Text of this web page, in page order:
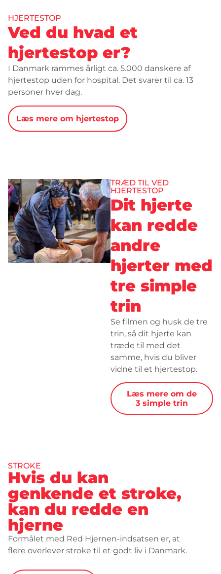
HJERTESTOP
Ved du hvad et
hjertestop er?
I Danmark rammes årligt ca. 5.000 danskere af
hjertestop uden for hospital. Det svarer til ca. 13
personer hver dag.
Læs mere om hjertestop
TRÆD TIL VED
HJERTESTOP
Dit hjerte
kan redde
andre
hjerter med
tre simple
trin
Se filmen og husk de tre
trin, så dit hjerte kan
træde til med det
samme, hvis du bliver
vidne til et hjertestop.
Læs mere om de
3 simple trin
STROKE
Hvis du kan
genkende et stroke,
kan du redde en
hjerne​
Formålet med Red Hjernen-indsatsen er, at
flere overlever stroke til et godt liv i Danmark.